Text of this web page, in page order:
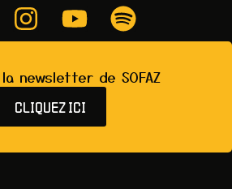
newsletter de SOFAZ
CLIQUEZ ICI